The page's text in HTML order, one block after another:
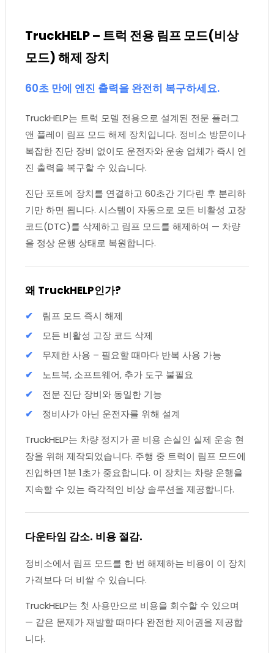
TruckHELP – 트럭 전용 림프 모드(비상
모드) 해제 장치
60초 만에 엔진 출력을 완전히 복구하세요.
TruckHELP는 트럭 모델 전용으로 설계된 전문 플러그
앤 플레이 림프 모드 해제 장치입니다. 정비소 방문이나
복잡한 진단 장비 없이도 운전자와 운송 업체가 즉시 엔
진 출력을 복구할 수 있습니다.
진단 포트에 장치를 연결하고 60초간 기다린 후 분리하
기만 하면 됩니다. 시스템이 자동으로 모든 비활성 고장
코드(DTC)를 삭제하고 림프 모드를 해제하여 — 차량
을 정상 운행 상태로 복원합니다.
왜 TruckHELP인가?
림프 모드 즉시 해제
모든 비활성 고장 코드 삭제
무제한 사용 – 필요할 때마다 반복 사용 가능
노트북, 소프트웨어, 추가 도구 불필요
전문 진단 장비와 동일한 기능
정비사가 아닌 운전자를 위해 설계
TruckHELP는 차량 정지가 곧 비용 손실인 실제 운송 현
장을 위해 제작되었습니다. 주행 중 트럭이 림프 모드에
진입하면 1분 1초가 중요합니다. 이 장치는 차량 운행을
지속할 수 있는 즉각적인 비상 솔루션을 제공합니다.
다운타임 감소. 비용 절감.
정비소에서 림프 모드를 한 번 해제하는 비용이 이 장치
가격보다 더 비쌀 수 있습니다.
TruckHELP는 첫 사용만으로 비용을 회수할 수 있으며
— 같은 문제가 재발할 때마다 완전한 제어권을 제공합
니다.